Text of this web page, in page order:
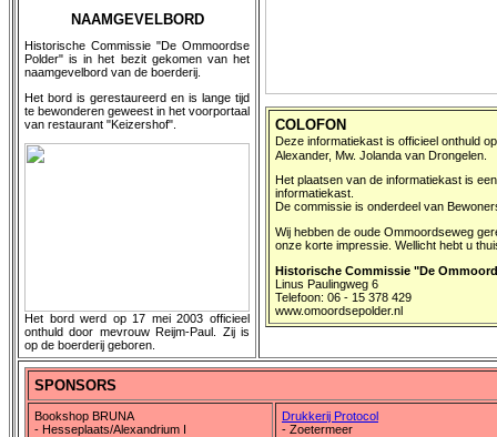
NAAMGEVELBORD
Historische Commissie "De Ommoordse
Polder" is in het bezit gekomen van het
naamgevelbord van de boerderij.
Het bord is gerestaureerd en is lange tijd
te bewonderen geweest in het voorportaal
van restaurant "Keizershof".
Het bord werd op 17 mei 2003 officieel
onthuld door mevrouw Reijm-Paul. Zij is
op de boerderij geboren.
COLOFON
Deze informatiekast is officieel onthuld
Alexander, Mw. Jolanda van Drongelen.
Het plaatsen van de informatiekast is
informatiekast.
De commissie is onderdeel van
Wij hebben de oude Ommoordseweg
onze korte impressie. Wellicht hebt u
Historische Commissie "De
Linus Paulingweg 6
Telefoon: 06 - 15 378 429
www.omoordsepolder.nl
SPONSORS
Bookshop BRUNA
- Hesseplaats/Alexandrium I
Drukkerij Protocol
- Zoetermeer